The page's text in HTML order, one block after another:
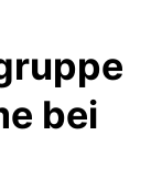
bei